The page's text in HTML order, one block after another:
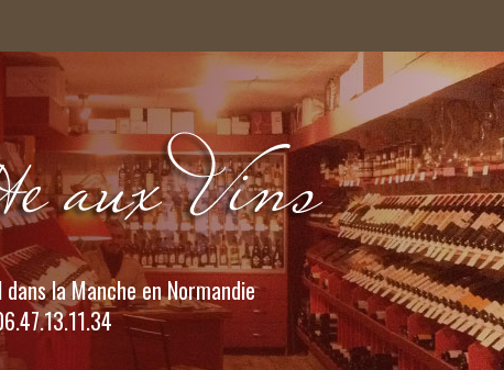
la Manche en Normandie